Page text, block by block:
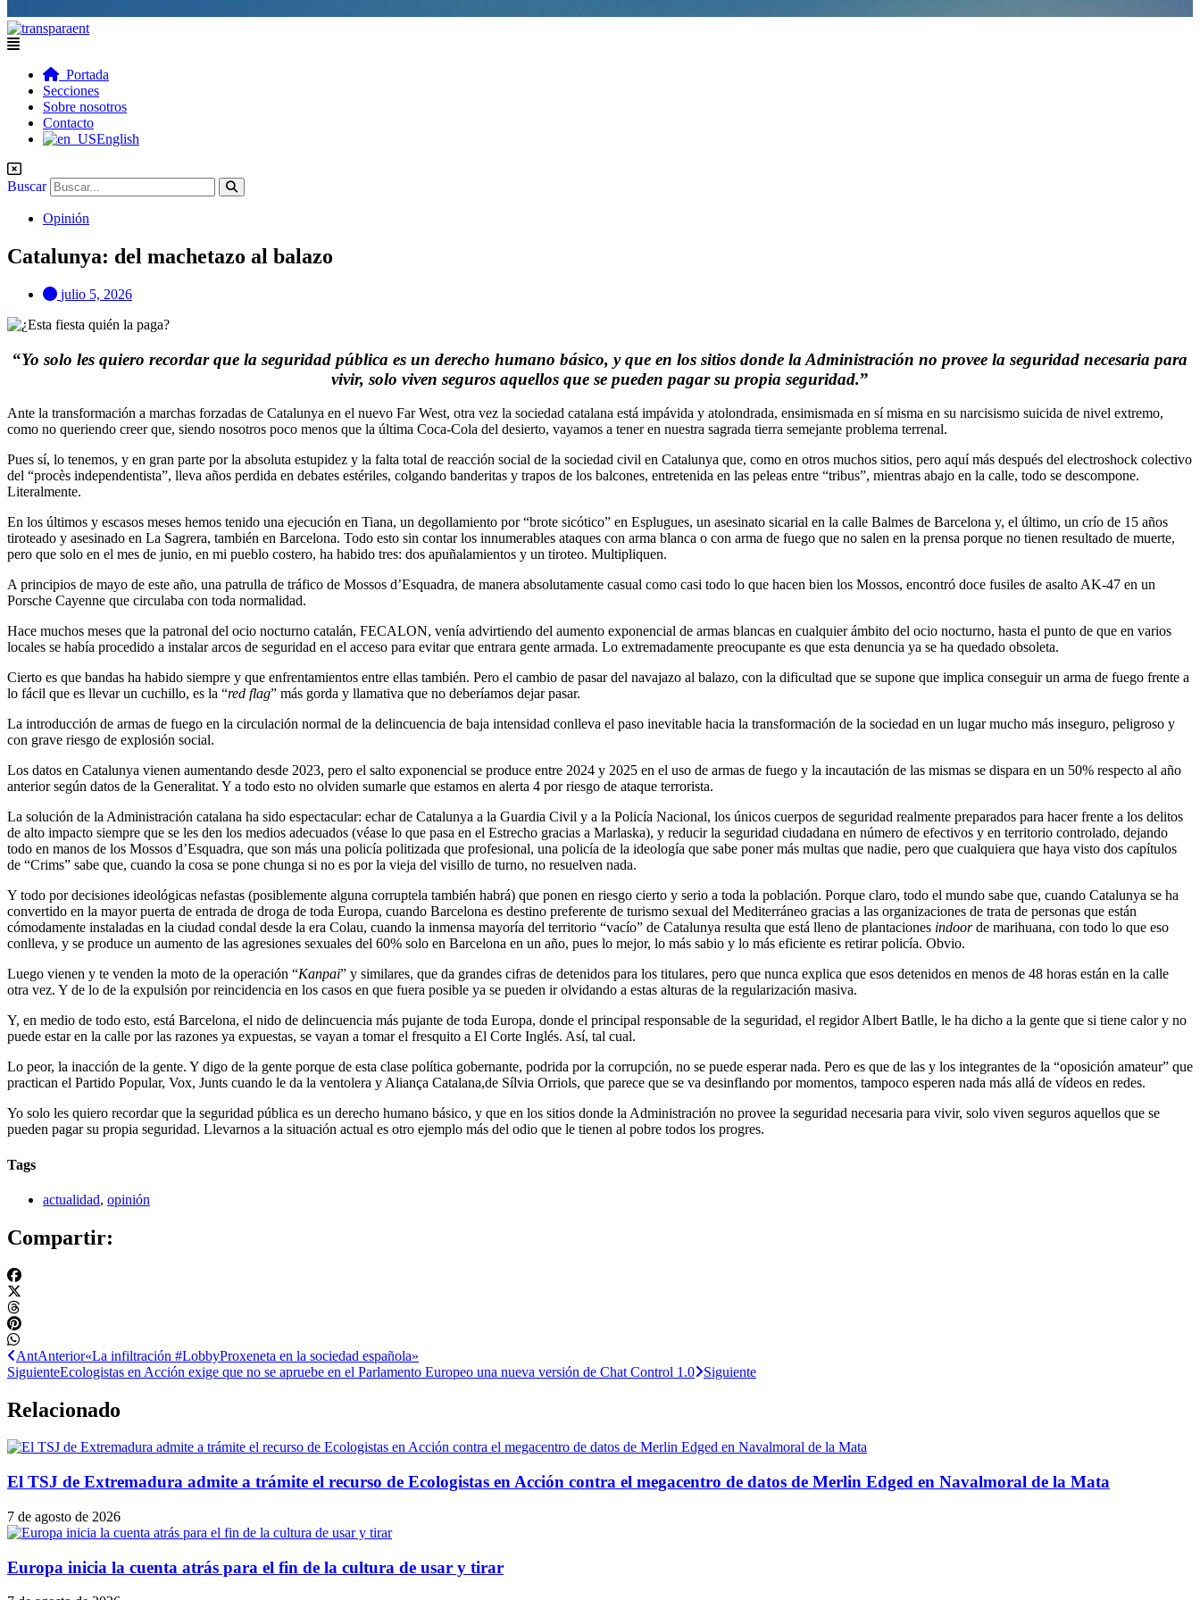
Flyout
Portada
Secciones
Sobre nosotros
Contacto
English
Buscar
Opinión
Catalunya: del machetazo al balazo
julio 5, 2026
“Yo solo les quiero recordar que la seguridad pública es un derecho humano básico, y que en los sitios donde la Administración no provee la seguridad necesaria para
vivir, solo viven seguros aquellos que se pueden pagar su propia seguridad.”
Ante la transformación a marchas forzadas de Catalunya en el nuevo Far West, otra vez la sociedad catalana está impávida y atolondrada, ensimismada en sí misma en su narcisismo suicida de nivel extremo,
como no queriendo creer que, siendo nosotros poco menos que la última Coca-Cola del desierto, vayamos a tener en nuestra sagrada tierra semejante problema terrenal.
Pues sí, lo tenemos, y en gran parte por la absoluta estupidez y la falta total de reacción social de la sociedad civil en Catalunya que, como en otros muchos sitios, pero aquí más después del electroshock colectivo
del “procès independentista”, lleva años perdida en debates estériles, colgando banderitas y trapos de los balcones, entretenida en las peleas entre “tribus”, mientras abajo en la calle, todo se descompone.
Literalmente.
En los últimos y escasos meses hemos tenido una ejecución en Tiana, un degollamiento por “brote sicótico” en Esplugues, un asesinato sicarial en la calle Balmes de Barcelona y, el último, un crío de 15 años
tiroteado y asesinado en La Sagrera, también en Barcelona. Todo esto sin contar los innumerables ataques con arma blanca o con arma de fuego que no salen en la prensa porque no tienen resultado de muerte,
pero que solo en el mes de junio, en mi pueblo costero, ha habido tres: dos apuñalamientos y un tiroteo. Multipliquen.
A principios de mayo de este año, una patrulla de tráfico de Mossos d’Esquadra, de manera absolutamente casual como casi todo lo que hacen bien los Mossos, encontró doce fusiles de asalto AK-47 en un
Porsche Cayenne que circulaba con toda normalidad.
Hace muchos meses que la patronal del ocio nocturno catalán, FECALON, venía advirtiendo del aumento exponencial de armas blancas en cualquier ámbito del ocio nocturno, hasta el punto de que en varios
locales se había procedido a instalar arcos de seguridad en el acceso para evitar que entrara gente armada. Lo extremadamente preocupante es que esta denuncia ya se ha quedado obsoleta.
Cierto es que bandas ha habido siempre y que enfrentamientos entre ellas también. Pero el cambio de pasar del navajazo al balazo, con la dificultad que se supone que implica conseguir un arma de fuego frente a
lo fácil que es llevar un cuchillo, es la “red flag” más gorda y llamativa que no deberíamos dejar pasar.
La introducción de armas de fuego en la circulación normal de la delincuencia de baja intensidad conlleva el paso inevitable hacia la transformación de la sociedad en un lugar mucho más inseguro, peligroso y
con grave riesgo de explosión social.
Los datos en Catalunya vienen aumentando desde 2023, pero el salto exponencial se produce entre 2024 y 2025 en el uso de armas de fuego y la incautación de las mismas se dispara en un 50% respecto al año
anterior según datos de la Generalitat. Y a todo esto no olviden sumarle que estamos en alerta 4 por riesgo de ataque terrorista.
La solución de la Administración catalana ha sido espectacular: echar de Catalunya a la Guardia Civil y a la Policía Nacional, los únicos cuerpos de seguridad realmente preparados para hacer frente a los delitos
de alto impacto siempre que se les den los medios adecuados (véase lo que pasa en el Estrecho gracias a Marlaska), y reducir la seguridad ciudadana en número de efectivos y en territorio controlado, dejando
todo en manos de los Mossos d’Esquadra, que son más una policía politizada que profesional, una policía de la ideología que sabe poner más multas que nadie, pero que cualquiera que haya visto dos capítulos
de “Crims” sabe que, cuando la cosa se pone chunga si no es por la vieja del visillo de turno, no resuelven nada.
Y todo por decisiones ideológicas nefastas (posiblemente alguna corruptela también habrá) que ponen en riesgo cierto y serio a toda la población. Porque claro, todo el mundo sabe que, cuando Catalunya se ha
convertido en la mayor puerta de entrada de droga de toda Europa, cuando Barcelona es destino preferente de turismo sexual del Mediterráneo gracias a las organizaciones de trata de personas que están
cómodamente instaladas en la ciudad condal desde la era Colau, cuando la inmensa mayoría del territorio “vacío” de Catalunya resulta que está lleno de plantaciones indoorde marihuana, con todo lo que eso
conlleva, y se produce un aumento de las agresiones sexuales del 60% solo en Barcelona en un año, pues lo mejor, lo más sabio y lo más eficiente es retirar policía. Obvio.
Luego vienen y te venden la moto de la operación “Kanpai” y similares, que da grandes cifras de detenidos para los titulares, pero que nunca explica que esos detenidos en menos de 48 horas están en la calle
otra vez. Y de lo de la expulsión por reincidencia en los casos en que fuera posible ya se pueden ir olvidando a estas alturas de la regularización masiva.
Y, en medio de todo esto, está Barcelona, el nido de delincuencia más pujante de toda Europa, donde el principal responsable de la seguridad, el regidor Albert Batlle, le ha dicho a la gente que si tiene calor y no
puede estar en la calle por las razones ya expuestas, se vayan a tomar el fresquito a El Corte Inglés. Así, tal cual.
Lo peor, la inacción de la gente. Y digo de la gente porque de esta clase política gobernante, podrida por la corrupción, no se puede esperar nada. Pero es que de las y los integrantes de la “oposición amateur” que
practican el Partido Popular, Vox, Junts cuando le da la ventolera y Aliança Catalana,de Sílvia Orriols, que parece que se va desinflando por momentos, tampoco esperen nada más allá de vídeos en redes.
Yo solo les quiero recordar que la seguridad pública es un derecho humano básico, y que en los sitios donde la Administración no provee la seguridad necesaria para vivir, solo viven seguros aquellos que se
pueden pagar su propia seguridad. Llevarnos a la situación actual es otro ejemplo más del odio que le tienen al pobre todos los progres.
Tags
actualidad, opinión
Compartir:
AntAnterior«La infiltración #LobbyProxeneta en la sociedad española»
SiguienteEcologistas en Acción exige que no se apruebe en el Parlamento Europeo una nueva versión de Chat Control 1.0 Siguiente
Relacionado
El TSJ de Extremadura admite a trámite el recurso de Ecologistas en Acción contra el megacentro de datos de Merlin Edged en Navalmoral de la Mata
7 de agosto de 2026
Europa inicia la cuenta atrás para el fin de la cultura de usar y tirar